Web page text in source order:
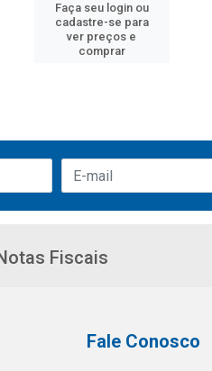
Faça seu login ou
cadastre-se para
ver preços e
comprar
Fiscais
Fale Conosco